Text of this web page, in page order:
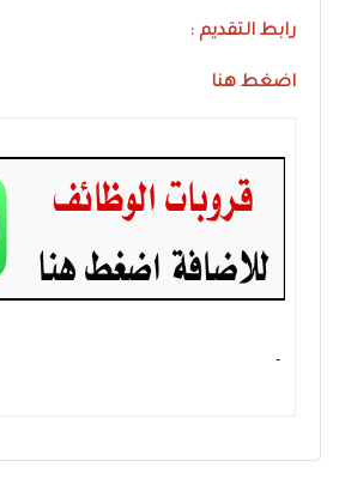
رابط التقديم :
اضغط هنا
- ‏